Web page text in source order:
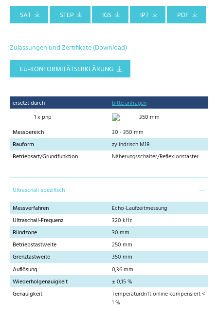
SAT
STEP IGS IPT PDF
Zulassungen und Zertifikate (Download)
EU-KONFORMITÄTSERKLÄRUNG
ersetzt durch
bitte anfragen
1 x pnp
350 mm
Messbereich
30 - 350 mm
Bauform
zylindrisch M18
Betriebsart/Grundfunktion
Näherungsschalter/Reflexionstaster
Ultraschall-spezifisch
Messverfahren
Echo-Laufzeitmessung
Ultraschall-Frequenz
320 kHz
Blindzone
30 mm
Betriebstastweite
250 mm
Grenztastweite
350 mm
Auflösung
0,36 mm
Wiederholgenauigkeit
± 0,15 %
Genauigkeit
Temperaturdrift online kompensiert <
1 %